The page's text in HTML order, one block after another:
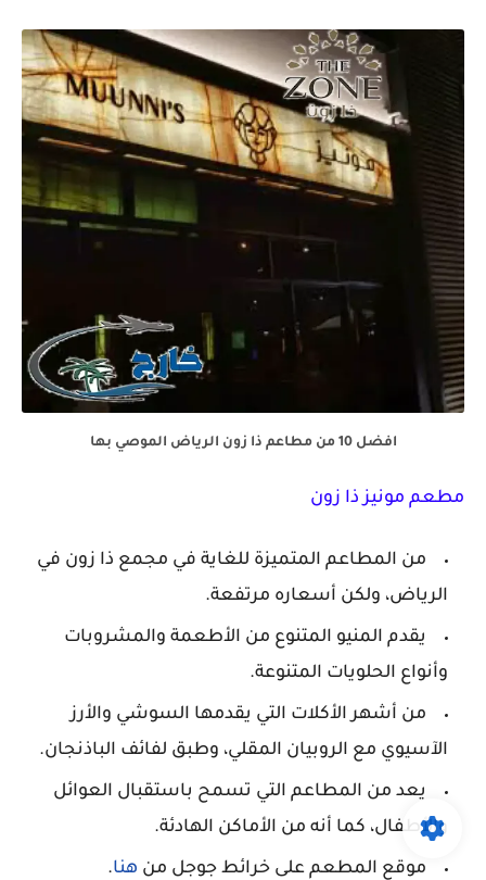
افضل 10 من مطاعم ذا زون الرياض الموصي بها
مطعم مونيز ذا زون
من المطاعم المتميزة للغاية في مجمع ذا زون في
الرياض، ولكن أسعاره مرتفعة.
يقدم المنيو المتنوع من الأطعمة والمشروبات
وأنواع الحلويات المتنوعة.
من أشهر الأكلات التي يقدمها السوشي والأرز
الآسيوي مع الروبيان المقلي، وطبق لفائف الباذنجان.
يعد من المطاعم التي تسمح باستقبال العوائل
والأطفال، كما أنه من الأماكن الهادئة.
موقع المطعم على خرائط جوجل من هنا.